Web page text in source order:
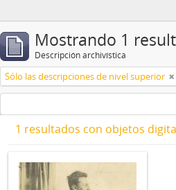
Mostrando 1
Descripción archivística
Sólo las descripciones de nivel superior
1 resultados con objetos